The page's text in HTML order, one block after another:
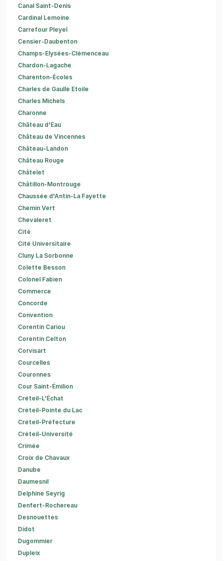
Canal Saint-Denis
Cardinal Lemoine
Carrefour Pleyel
Censier-Daubenton
Champs-Elysées-Clémenceau
Chardon-Lagache
Charenton-Écoles
Charles de Gaulle Etoile
Charles Michels
Charonne
Château d'Eau
Château de Vincennes
Château-Landon
Château Rouge
Châtelet
Châtillon-Montrouge
Chaussée d'Antin-La Fayette
Chemin Vert
Chevaleret
Cité
Cité Universitaire
Cluny La Sorbonne
Colette Besson
Colonel Fabien
Commerce
Concorde
Convention
Corentin Cariou
Corentin Celton
Corvisart
Courcelles
Couronnes
Cour Saint-Émilion
Créteil-L'Échat
Créteil-Pointe du Lac
Créteil-Préfecture
Créteil-Université
Crimée
Croix de Chavaux
Danube
Daumesnil
Delphine Seyrig
Denfert-Rochereau
Desnouettes
Didot
Dugommier
Dupleix